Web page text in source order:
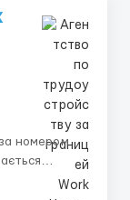
роботою